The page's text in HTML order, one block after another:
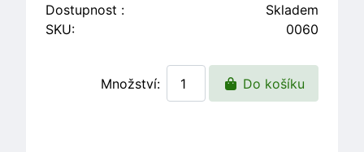
Dostupnost :
Skladem
SKU:
0060
Množství: Do košíku